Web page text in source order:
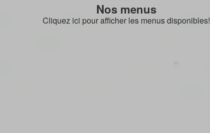
Nos menus
Cliquez ici pour afficher les menus disponibles!